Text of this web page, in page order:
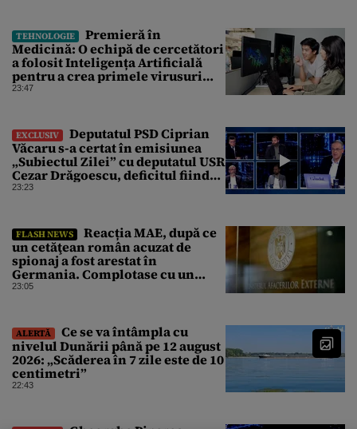
TEHNOLOGIE
Premieră în
Medicină: O echipă de cercetători
a folosit Inteligența Artificială
pentru a crea primele virusuri
sintetice la tratarea de E.coli
23:47
EXCLUSIV
Deputatul PSD Ciprian
Văcaru s-a certat în emisiunea
„Subiectul Zilei” cu deputatul USR
Cezar Drăgoescu, deficitul fiind
motivul scandalului
23:23
FLASH NEWS
Reacția MAE, după ce
un cetăţean român acuzat de
spionaj a fost arestat în
Germania. Complotase cu un
ucrainean ca să asasineze un
23:05
ALERTĂ
Ce se va întâmpla cu
nivelul Dunării până pe 12 august
2026: „Scăderea în 7 zile este de 10
centimetri”
22:43